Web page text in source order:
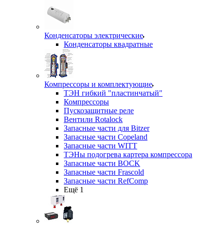
Конденсаторы электрические
Конденсаторы квадратные
Компрессоры и комплектующие
ТЭН гибкий "пластинчатый"
Компрессоры
Пускозащитные реле
Вентили Rotalock
Запасные части для Bitzer
Запасные части Copeland
Запасные части WITT
ТЭНы подогрева картера компрессора
Запасные части BOCK
Запасные части Frascold
Запасные части RefComp
Ещё 1